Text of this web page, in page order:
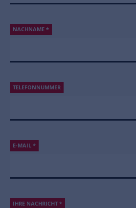
NACHNAME*
TELEFONNUMMER
E-MAIL*
IHRE NACHRICHT*